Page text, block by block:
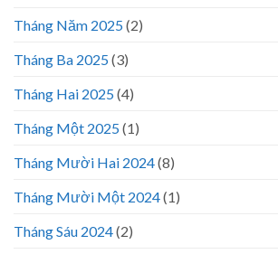
Tháng Năm 2025(2)
Tháng Ba 2025(3)
Tháng Hai 2025(4)
Tháng Một 2025(1)
Tháng Mười Hai 2024(8)
Tháng Mười Một 2024(1)
Tháng Sáu 2024(2)